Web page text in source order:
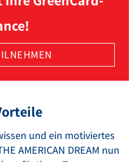
und ein motiviertes
AMERICAN DREAM nun